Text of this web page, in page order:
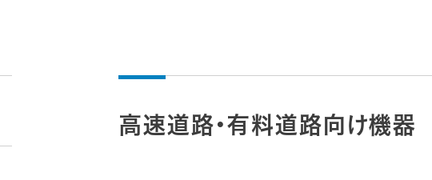
高速道路・有料道路向け機器